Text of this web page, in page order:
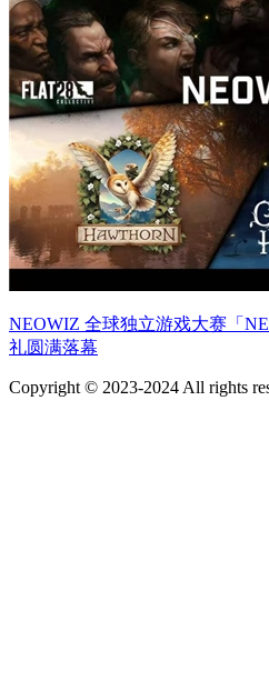
NEOWIZ 全球独立游戏大赛「
礼圆满落幕
Copyright © 2023-2024 All rights